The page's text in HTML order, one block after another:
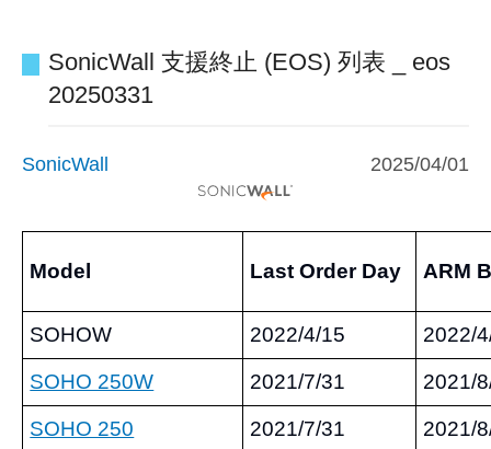
SonicWall 支援終止 (EOS) 列表 _ eos
20250331
SonicWall 2025/04/01
Model Last Order Day ARM
SOHOW 2022/4/15 2022/
SOHO 250W 2021/7/31 2021/
SOHO 250 2021/7/31 2021/